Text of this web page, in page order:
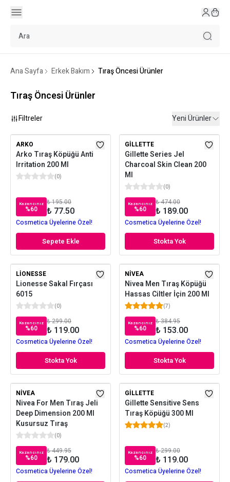
Ana Sayfa Erkek Bakım Tıraş Öncesi Ürünler
Tıraş Öncesi Ürünler
Filtreler Yeni Ürünler
ARKO
Arko Tıraş Köpüğü Anti
Irritation 200 Ml
(0)
Kazancınız
%60
₺ 195.00
₺ 77.50
Cosmetica Üyelerine Özel!
Sepete Ekle
GILLETTE
Gillette Series Jel
Charcoal Skin Clean 200
Ml
(0)
Kazancınız
%60
₺ 474.00
₺ 189.00
Cosmetica Üyelerine Özel!
Stokta Yok
LIONESSE
Lionesse Sakal Fırçası
6015
(0)
Kazancınız
%60
₺ 299.00
₺ 119.00
Cosmetica Üyelerine Özel!
Stokta Yok
NIVEA
Nivea Men Tıraş Köpüğü
Hassas Ciltler İçin 200 Ml
(7)
Kazancınız
%60
₺ 384.95
₺ 153.00
Cosmetica Üyelerine Özel!
Stokta Yok
NIVEA
Nivea For Men Tıraş Jeli
Deep Dimension 200 Ml
Kusursuz Tıraş
(0)
Kazancınız
%60
₺ 449.95
₺ 179.00
Cosmetica Üyelerine Özel!
GILLETTE
Gillette Sensitive Sens
Tıraş Köpüğü 300 Ml
(2)
Kazancınız
%60
₺ 299.00
₺ 119.00
Cosmetica Üyelerine Özel!